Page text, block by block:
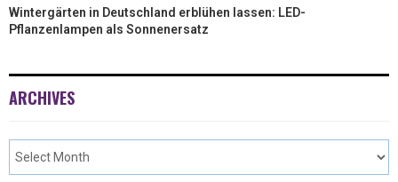
Wintergärten in Deutschland erblühen lassen: LED-
Pflanzenlampen als Sonnenersatz
ARCHIVES